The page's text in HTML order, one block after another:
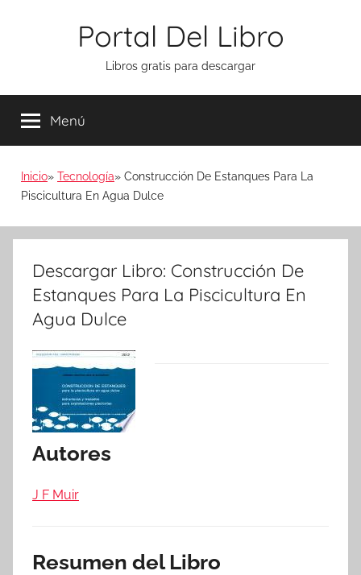
Portal Del Libro
Libros gratis para descargar
Menú
Inicio Tecnología
Construcción De Estanques Para La
Piscicultura En Agua Dulce
Descargar Libro: Construcción De
Estanques Para La Piscicultura En
Agua Dulce
Autores
J F Muir
Resumen del Libro